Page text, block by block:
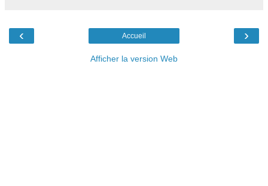
‹ ›
Accueil
Afficher la version Web